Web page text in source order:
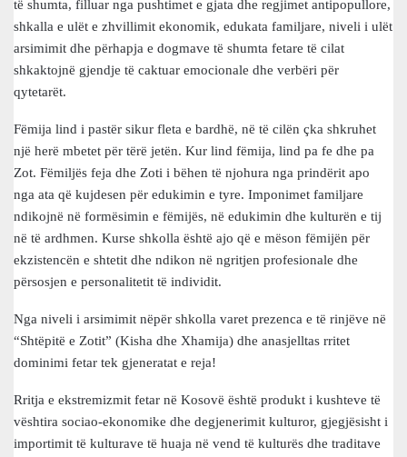
të shumta, filluar nga pushtimet e gjata dhe regjimet antipopullore,
shkalla e ulët e zhvillimit ekonomik, edukata familjare, niveli i ulët
arsimimit dhe përhapja e dogmave të shumta fetare të cilat
shkaktojnë gjendje të caktuar emocionale dhe verbëri për
qytetarët.
Fëmija lind i pastër sikur fleta e bardhë, në të cilën çka shkruhet
një herë mbetet për tërë jetën. Kur lind fëmija, lind pa fe dhe pa
Zot. Fëmiljës feja dhe Zoti i bëhen të njohura nga prindërit apo
nga ata që kujdesen për edukimin e tyre. Imponimet familjare
ndikojnë në formësimin e fëmijës, në edukimin dhe kulturën e tij
në të ardhmen. Kurse shkolla është ajo që e mëson fëmijën për
ekzistencën e shtetit dhe ndikon në ngritjen profesionale dhe
përsosjen e personalitetit të individit.
Nga niveli i arsimimit nëpër shkolla varet prezenca e të rinjëve në
“Shtëpitë e Zotit” (Kisha dhe Xhamija) dhe anasjelltas rritet
dominimi fetar tek gjeneratat e reja!
Rritja e ekstremizmit fetar në Kosovë është produkt i kushteve të
vështira sociao-ekonomike dhe degjenerimit kulturor, gjegjësisht i
importimit të kulturave të huaja në vend të kulturës dhe traditave